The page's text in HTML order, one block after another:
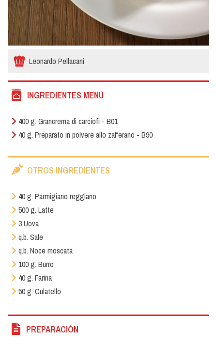
Leonardo Pellacani
INGREDIENTES MENÙ
400 g. Grancrema di carciofi - B01
40 g. Preparato in polvere allo zafferano - B90
OTROS INGREDIENTES
40 g. Parmigiano reggiano
500 g. Latte
3 Uova
q.b. Sale
q.b. Noce moscata
100 g. Burro
40 g. Farina
50 g. Culatello
PREPARACIÓN